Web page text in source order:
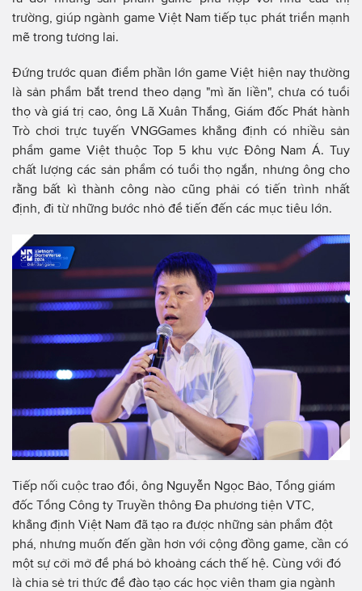
trường, giúp ngành game Việt Nam tiếp tục phát triển mạnh
mẽ trong tương lai.
Đứng trước quan điểm phần lớn game Việt hiện nay thường
là sản phẩm bắt trend theo dạng "mì ăn liền", chưa có tuổi
thọ và giá trị cao, ông Lã Xuân Thắng, Giám đốc Phát hành
Trò chơi trực tuyến VNGGames khẳng định có nhiều sản
phẩm game Việt thuộc Top 5 khu vực Đông Nam Á. Tuy
chất lượng các sản phẩm có tuổi thọ ngắn, nhưng ông cho
rằng bất kì thành công nào cũng phải có tiến trình nhất
định, đi từ những bước nhỏ để tiến đến các mục tiêu lớn.
Tiếp nối cuộc trao đổi, ông Nguyễn Ngọc Bảo, Tổng giám
đốc Tổng Công ty Truyền thông Đa phương tiện VTC,
khẳng định Việt Nam đã tạo ra được những sản phẩm đột
phá, nhưng muốn đến gần hơn với cộng đồng game, cần có
một sự cởi mở để phá bỏ khoảng cách thế hệ. Cùng với đó
là chia sẻ tri thức để đào tạo các học viên tham gia ngành